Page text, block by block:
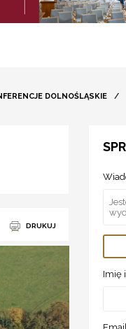
DOLNOŚLĄSKIE /
DRUKUJ
Imię